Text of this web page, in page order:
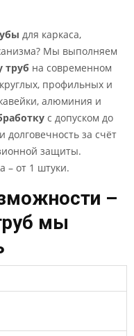
для каркаса,
Мы выполняем
труб на современном
профильных и
алюминия и
с допуском до
за счёт
защиты.
– от 1 штуки.
–
мы